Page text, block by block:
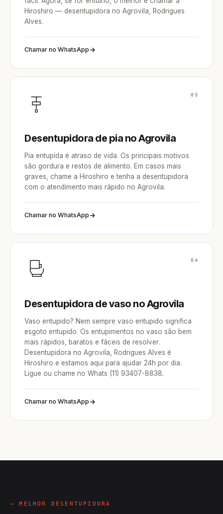
Hiroshiro — desentupidora no Agrovila, Rodrigues
Alves.
Chamar no WhatsApp
03
Desentupidora de pia no Agrovila
Pia entupida é atraso de vida. Os principais motivos
são gordura e restos de alimento. Em casos mais
graves, chame a Hiroshiro e tenha a desentupidora
com o atendimento mais rápido no Agrovila.
Chamar no WhatsApp
04
Desentupidora de vaso no Agrovila
Vaso entupido? Nem sempre vaso entupido significa
esgoto entupido. Os entupimentos no vaso são bem
mais rápidos, baratos e fáceis de resolver.
Desentupidora no Agrovila, Rodrigues Alves é
Hiroshiro e estamos aqui para ajudar 24h por dia.
Ligue ou chame no Whats (11) 93407-8838.
Chamar no WhatsApp
→ MELHOR DESENTUPIDORA